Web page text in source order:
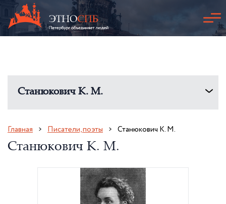
Станюкович К. М.
Главная Писатели, поэты Станюкович К. М.
Станюкович К. М.